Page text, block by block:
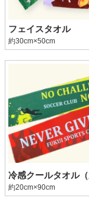
フェイスタオル
約30cm×50cm
冷感クールタオル（
約20cm×90cm